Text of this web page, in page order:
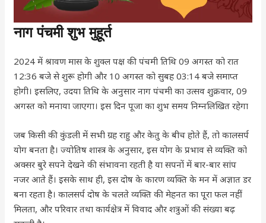
नाग पंचमी शुभ मुहूर्त
2024 में श्रावण मास के शुक्ल पक्ष की पंचमी तिथि 09 अगस्त को रात
12:36 बजे से शुरू होगी और 10 अगस्त को सुबह 03:14 बजे समाप्त
होगी। इसलिए, उदया तिथि के अनुसार नाग पंचमी का उत्सव शुक्रवार, 09
अगस्त को मनाया जाएगा। इस दिन पूजा का शुभ समय निम्नलिखित रहेगा
जब किसी की कुंडली में सभी ग्रह राहु और केतु के बीच होते हैं, तो कालसर्प
योग बनता है। ज्योतिष शास्त्र के अनुसार, इस योग के प्रभाव से व्यक्ति को
अक्सर बुरे सपने देखने की संभावना रहती है या सपनों में बार-बार सांप
नजर आते हैं। इसके साथ ही, इस दोष के कारण व्यक्ति के मन में अज्ञात डर
बना रहता है। कालसर्प दोष के चलते व्यक्ति की मेहनत का पूरा फल नहीं
मिलता, और परिवार तथा कार्यक्षेत्र में विवाद और शत्रुओं की संख्या बढ़